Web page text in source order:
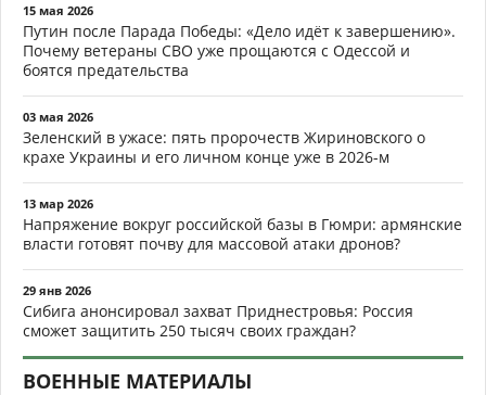
15 мая 2026
Путин после Парада Победы: «Дело идёт к завершению».
Почему ветераны СВО уже прощаются с Одессой и
боятся предательства
03 мая 2026
Зеленский в ужасе: пять пророчеств Жириновского о
крахе Украины и его личном конце уже в 2026-м
13 мар 2026
Напряжение вокруг российской базы в Гюмри: армянские
власти готовят почву для массовой атаки дронов?
29 янв 2026
Сибига анонсировал захват Приднестровья: Россия
сможет защитить 250 тысяч своих граждан?
ВОЕННЫЕ МАТЕРИАЛЫ